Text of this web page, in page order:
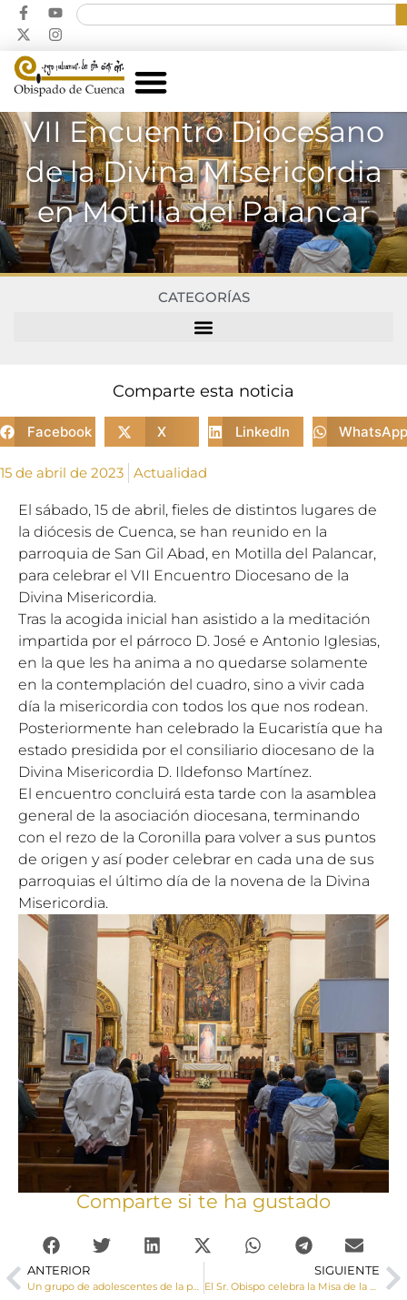
VII Encuentro Diocesano
de la Divina Misericordia
en Motilla del Palancar
CATEGORÍAS
Comparte esta noticia
Facebook X LinkedIn WhatsApp
15 de abril de 2023 Actualidad
El sábado, 15 de abril, fieles de distintos lugares de
la diócesis de Cuenca, se han reunido en la
parroquia de San Gil Abad, en Motilla del Palancar,
para celebrar el VII Encuentro Diocesano de la
Divina Misericordia.
Tras la acogida inicial han asistido a la meditación
impartida por el párroco D. José e Antonio Iglesias,
en la que les ha anima a no quedarse solamente
en la contemplación del cuadro, sino a vivir cada
día la misericordia con todos los que nos rodean.
Posteriormente han celebrado la Eucaristía que ha
estado presidida por el consiliario diocesano de la
Divina Misericordia D. Ildefonso Martínez.
El encuentro concluirá esta tarde con la asamblea
general de la asociación diocesana, terminando
con el rezo de la Coronilla para volver a sus puntos
de origen y así poder celebrar en cada una de sus
parroquias el último día de la novena de la Divina
Misericordia.
Comparte si te ha gustado
ANTERIOR
Un grupo de adolescentes de la parroquia de Minglanilla reciben la Confirmación impartida por el Sr. Obispo
SIGUIENTE
El Sr. Obispo celebra la Misa de la Fiesta de la Divina Misericordia en la parroquia de San Román